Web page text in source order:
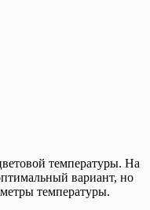
температуры. На
вариант, но
температуры.